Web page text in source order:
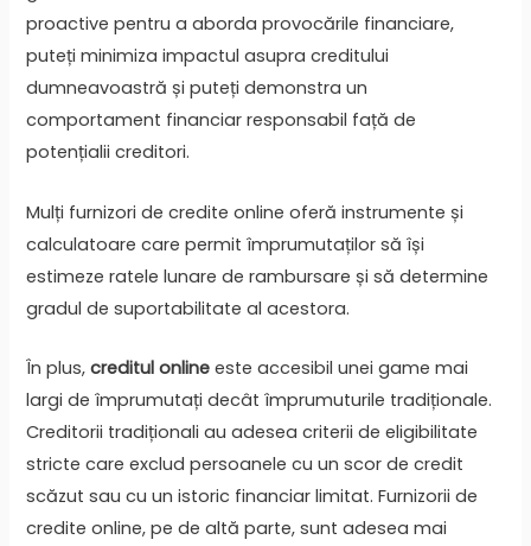
proactive pentru a aborda provocările financiare,
puteți minimiza impactul asupra creditului
dumneavoastră și puteți demonstra un
comportament financiar responsabil față de
potențialii creditori.
Mulți furnizori de credite online oferă instrumente și
calculatoare care permit împrumutaților să își
estimeze ratele lunare de rambursare și să determine
gradul de suportabilitate al acestora.
În plus,creditul online este accesibil unei game mai
largi de împrumutați decât împrumuturile tradiționale.
Creditorii tradiționali au adesea criterii de eligibilitate
stricte care exclud persoanele cu un scor de credit
scăzut sau cu un istoric financiar limitat. Furnizorii de
credite online, pe de altă parte, sunt adesea mai